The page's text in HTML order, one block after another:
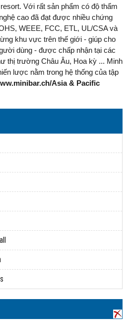
Với rất sản phẩm có độ thẩm
cao đã đạt được nhiều chứng
WEEE, FCC, ETL, UL/CSA và
khu vực trên thế giới - giúp cho
dùng - được chấp nhận tại các
thị trường Châu Âu, Hoa kỳ ... Minh
lược nằm trong hệ thống của tập
Asia & Pacific